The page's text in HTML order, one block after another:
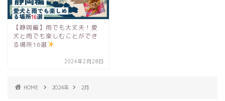
【静岡編】雨でも大丈夫！愛
犬と雨でも楽しむことができ
る場所16選
2024年2月28日
HOME 2024年 2月